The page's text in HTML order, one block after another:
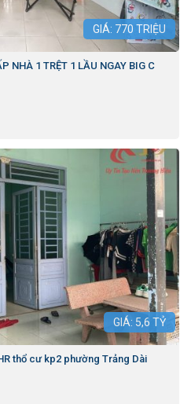
GIÁ: 770 TRIỆU
NHÀ 1 TRỆT 1 LẦU NGAY BIG C
GIÁ: 5,6 TỶ
thổ cư kp2 phường Trảng Dài